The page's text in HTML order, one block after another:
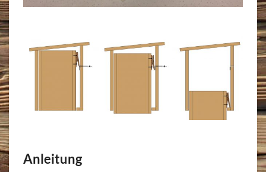
Anleitung